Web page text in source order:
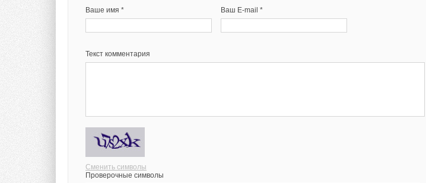
Ваше имя * Ваш E-mail *
Текст комментария
Сменить символы
Проверочные символы